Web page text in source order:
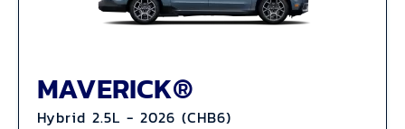
MAVERICK®
Hybrid 2.5L - 2026 (CHB6)